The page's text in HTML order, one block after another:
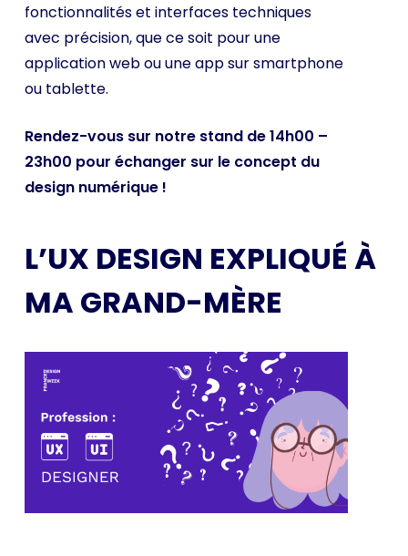
fonctionnalités et interfaces techniques
avec précision, que ce soit pour une
application web ou une app sur smartphone
ou tablette.
Rendez-vous sur notre stand de 14h00 –
23h00 pour échanger sur le concept du
design numérique !
L’UX DESIGN EXPLIQUÉ À
MA GRAND-MÈRE